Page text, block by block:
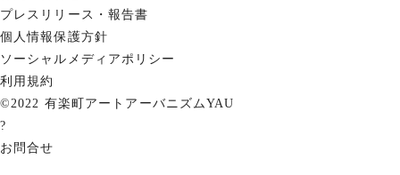
プレスリリース・報告書
個人情報保護方針
ソーシャルメディアポリシー
利用規約
©2022 有楽町アートアーバニズムYAU
?
お問合せ